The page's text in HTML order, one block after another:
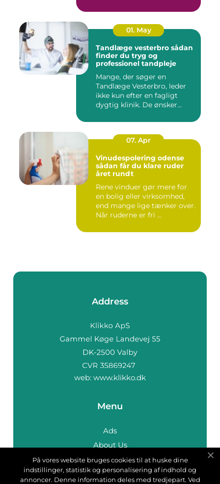
01. May
Tandlæge vesterbro sådan
finder du tryg og
professionel tandpleje
Mange, der søger en
Tandlæge Vesterbro, leder
ikke kun efter en fagligt
dygtig klinik. De ønsker
07. Apr
Vinudespolering odense
sådan får du klare ruder
året rundt
Rene vinduer gør mere for
en bolig eller virksomhed,
end mange lige tænker over.
Når ruderne er fri ...
Address
web: www.klikko.dk
Menu
Ads
About Us
Cookies
Contact
På vores website bruges cookies til at huske dine
indstillinger, statistik og personalisering af indhold og
annoncer. Denne information deles med tredjepart. Ved